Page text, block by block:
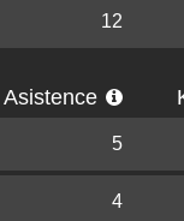
12
Asistence
5
4